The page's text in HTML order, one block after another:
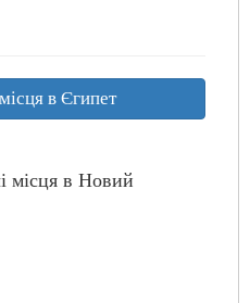
в Єгипет
місця в Новий